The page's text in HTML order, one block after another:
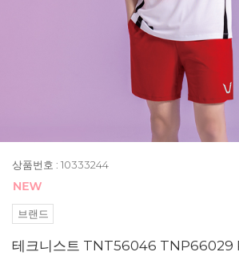
상품번호 : 10333244
브랜드
테크니스트 TNT56046 TNP66029